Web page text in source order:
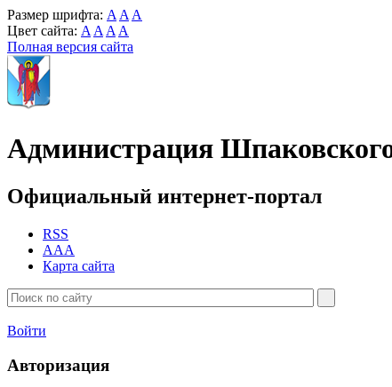
Размер шрифта: A A A
Цвет сайта: A A A A
Полная версия сайта
Администрация
Официальный интернет-портал
RSS
AAA
Карта сайта
Войти
Авторизация